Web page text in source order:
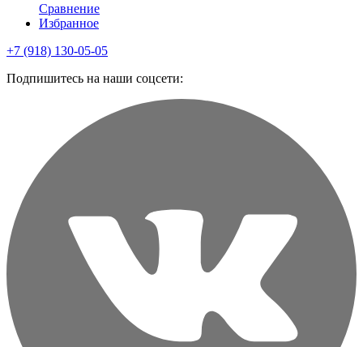
Сравнение
Избранное
+7 (918) 130-05-05
Подпишитесь на наши соцсети: